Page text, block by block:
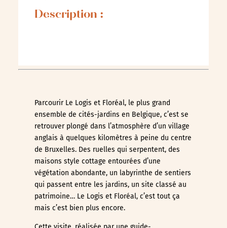
Description :
Parcourir Le Logis et Floréal, le plus grand
ensemble de cités-jardins en Belgique, c’est se
retrouver plongé dans l’atmosphère d’un village
anglais à quelques kilomètres à peine du centre
de Bruxelles. Des ruelles qui serpentent, des
maisons style cottage entourées d’une
végétation abondante, un labyrinthe de sentiers
qui passent entre les jardins, un site classé au
patrimoine… Le Logis et Floréal, c’est tout ça
mais c’est bien plus encore.